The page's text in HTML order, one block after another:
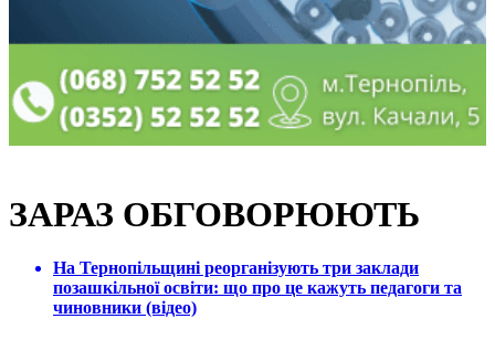
ЗАРАЗ ОБГОВОРЮЮТЬ
На Тернопільщині реорганізують три заклади
позашкільної освіти: що про це кажуть педагоги та
чиновники (відео)